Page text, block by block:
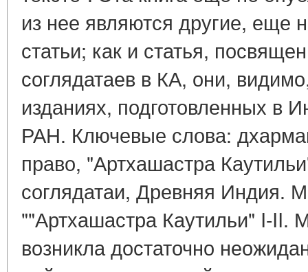
из нее являются другие, еще
статьи; как и статья,
соглядатаев в КА, они,
изданиях, подготовленных в
РАН. Ключевые слова:
право, "Артхашастра
соглядатаи, Древняя Индия.
""Артхашастра Каутильи" I-II.
возникла достаточно